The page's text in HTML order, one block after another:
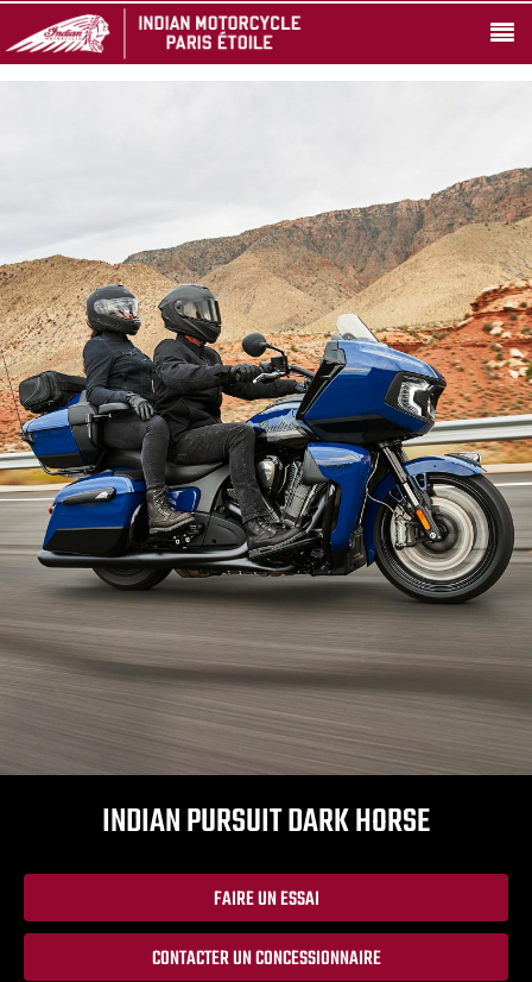
INDIAN PURSUIT DARK HORSE
FAIRE UN ESSAI
CONTACTER UN CONCESSIONNAIRE